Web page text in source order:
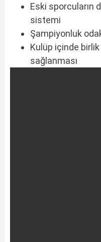
Eski sporcuların
sistemi
Şampiyonluk
Kulüp içinde
sağlanması